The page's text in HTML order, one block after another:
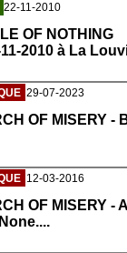
22-11-2010
OF NOTHING
11-2010 à La
29-07-2023
OF MISERY -
12-03-2016
OF MISERY -